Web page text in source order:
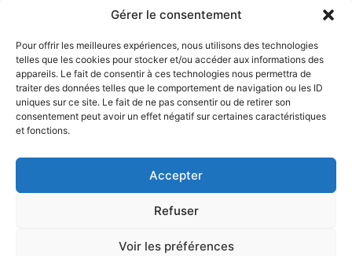
Gérer le consentement
Pour offrir les meilleures expériences, nous utilisons des technologies
telles que les cookies pour stocker et/ou accéder aux informations des
appareils. Le fait de consentir à ces technologies nous permettra de
traiter des données telles que le comportement de navigation ou les ID
uniques sur ce site. Le fait de ne pas consentir ou de retirer son
consentement peut avoir un effet négatif sur certaines caractéristiques
et fonctions.
Accepter
Refuser
Voir les préférences
6 août 2026
À PROPOS
SUIVEZ NOUS